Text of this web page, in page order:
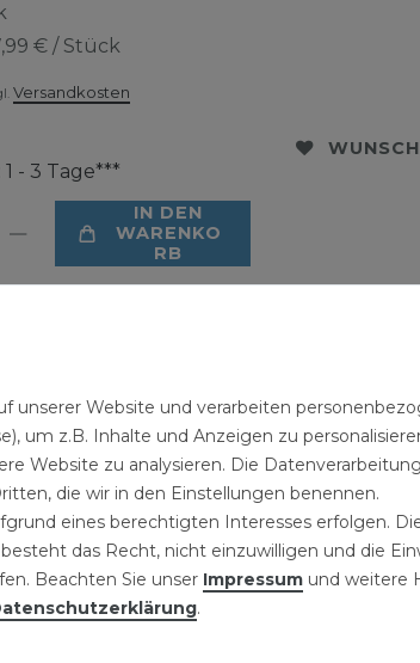
€ / Stück
Versandkosten
- 3 Tage***
IN DEN
WARENKO
RB
Isolierband
unserer Website und verarbeiten
um z.B. Inhalte und Anzeigen zu
Website zu analysieren. Die
die wir in den Einstellungen benennen.
eines berechtigten Interesses erfolgen.
das Recht, nicht einzuwilligen und die
Beachten Sie unser Impressum und weitere
.